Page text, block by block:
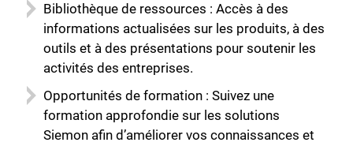
Bibliothèque de ressources : Accès à des
informations actualisées sur les produits, à des
outils et à des présentations pour soutenir les
activités des entreprises.
Opportunités de formation : Suivez une
formation approfondie sur les solutions
Siemon afin d’améliorer vos connaissances et